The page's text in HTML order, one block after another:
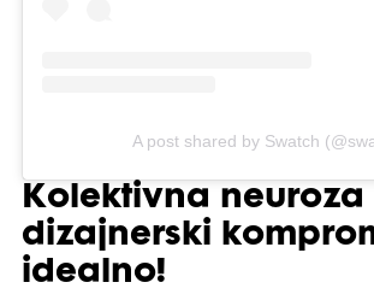
A post shared by Swatch
Kolektivna neuroza
dizajnerski
idealno!